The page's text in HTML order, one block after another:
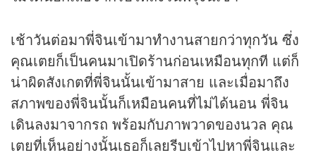
เช้าวันต่อมาพี่จินเข้ามาทำงานสายกว่าทุกวัน ซึ่ง
คุณเตยก็เป็นคนมาเปิดร้านก่อนเหมือนทุกที แต่ก็
น่าผิดสังเกตที่พี่จินนั้นเข้ามาสาย และเมื่อมาถึง
สภาพของพี่จินนั้นก็เหมือนคนที่ไม่ได้นอน พี่จิน
เดินลงมาจากรถ พร้อมกับภาพวาดของนวล คุณ
เตยที่เห็นอย่างนั้นเธอก็เลยรีบเข้าไปหาพี่จินและ